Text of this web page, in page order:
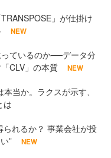
」が仕掛け
NEW
ているのか──データ分
CLV」の本質
NEW
当か。ラクスが示す、
は
れるか？ 事業会社が投
”
NEW